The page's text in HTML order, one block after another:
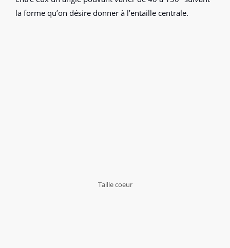
la forme qu’on désire donner à l’entaille centrale.
Taille coeur